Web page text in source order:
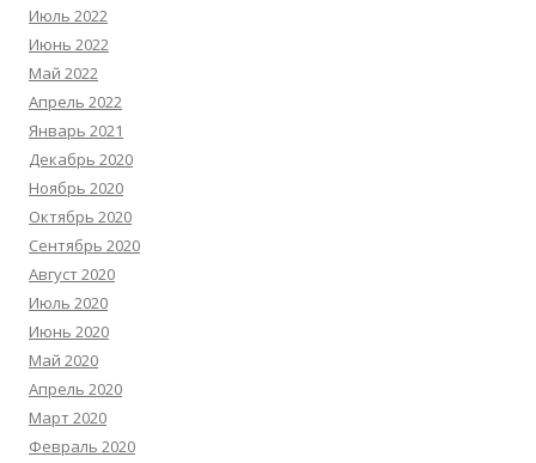
Июль 2022
Июнь 2022
Май 2022
Апрель 2022
Январь 2021
Декабрь 2020
Ноябрь 2020
Октябрь 2020
Сентябрь 2020
Август 2020
Июль 2020
Июнь 2020
Май 2020
Апрель 2020
Март 2020
Февраль 2020